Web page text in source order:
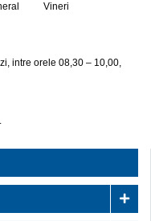
general Vineri
intre orele 08,30 – 10,00,